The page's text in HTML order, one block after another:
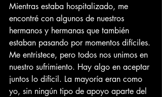
Mientras estaba hospitalizado, me
encontré con algunos de nuestros
hermanos y hermanas que también
estaban pasando por momentos difíciles.
Me entristece, pero todos nos unimos en
nuestro sufrimiento. Hay algo en aceptar
juntos lo difícil. La mayoría eran como
yo, sin ningún tipo de apoyo aparte del